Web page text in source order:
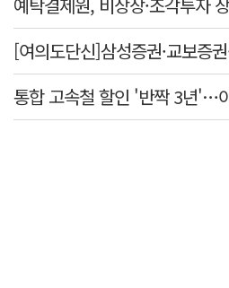
[여의도단신]삼성증권·교보증
통합 고속철 할인 '반짝 3년'…